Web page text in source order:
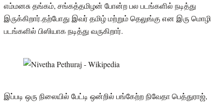
எம்மனசு தங்கம், சங்கத்தமிழன் போன்ற பல படங்களில் நடித்து
இருக்கிறார்.தற்போது இவர் தமிழ் மற்றும் தெலுங்கு என இரு மொழி
படங்களில் பிஸியாக நடித்து வருகிறார்.
இப்படி ஒரு நிலையில் பேட்டி ஒன்றில் பங்கேற்ற நிவேதா பெத்துராஜ்,